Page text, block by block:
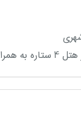
صبحانه